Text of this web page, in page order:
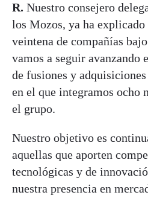
R. Nuestro consejero
los Mozos, ya ha explicado
veintena de compañías
vamos a seguir avanzando
de fusiones y
en el que integramos ocho
el grupo.
Nuestro objetivo es
aquellas que aporten
tecnológicas y de
nuestra presencia en